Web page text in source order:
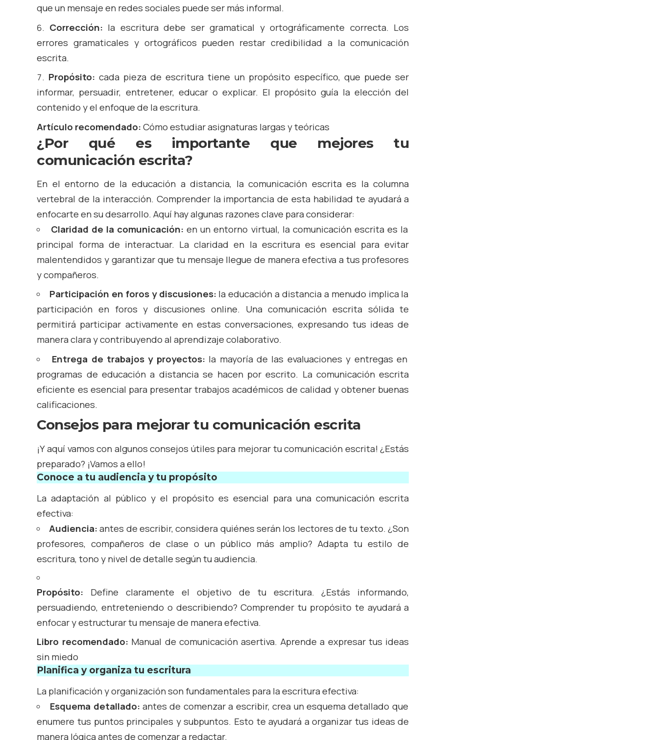
que un mensaje en redes sociales puede ser más informal.
Corrección: la escritura debe ser gramatical y ortográficamente correcta. Los
errores gramaticales y ortográficos pueden restar credibilidad a la comunicación
escrita.
Propósito: cada pieza de escritura tiene un propósito específico, que puede ser
informar, persuadir, entretener, educar o explicar. El propósito guía la elección del
contenido y el enfoque de la escritura.
Artículo recomendado: Cómo estudiar asignaturas largas y teóricas
¿Por qué es importante que mejores tu
comunicación escrita?
En el entorno de la educación a distancia, la comunicación escrita es la columna
vertebral de la interacción. Comprender la importancia de esta habilidad te ayudará a
enfocarte en su desarrollo. Aquí hay algunas razones clave para considerar:
Claridad de la comunicación: en un entorno virtual, la comunicación escrita es la
principal forma de interactuar. La claridad en la escritura es esencial para evitar
malentendidos y garantizar que tu mensaje llegue de manera efectiva a tus profesores
y compañeros.
Participación en foros y discusiones: la educación a distancia a menudo implica la
participación en foros y discusiones online. Una comunicación escrita sólida te
permitirá participar activamente en estas conversaciones, expresando tus ideas de
manera clara y contribuyendo al aprendizaje colaborativo.
Entrega de trabajos y proyectos: la mayoría de las evaluaciones y entregas en
programas de educación a distancia se hacen por escrito. La comunicación escrita
eficiente es esencial para presentar trabajos académicos de calidad y obtener buenas
calificaciones.
Consejos para mejorar tu comunicación escrita
¡Y aquí vamos con algunos consejos útiles para mejorar tu comunicación escrita! ¿Estás
preparado? ¡Vamos a ello!
Conoce a tu audiencia y tu propósito
La adaptación al público y el propósito es esencial para una comunicación escrita
efectiva:
Audiencia:antes de escribir, considera quiénes serán los lectores de tu texto. ¿Son
profesores, compañeros de clase o un público más amplio? Adapta tu estilo de
escritura, tono y nivel de detalle según tu audiencia.
Propósito: Define claramente el objetivo de tu escritura. ¿Estás informando,
persuadiendo, entreteniendo o describiendo? Comprender tu propósito te ayudará a
enfocar y estructurar tu mensaje de manera efectiva.
Libro recomendado: Manual de comunicación asertiva. Aprende a expresar tus ideas
sin miedo
Planifica y organiza tu escritura
La planificación y organización son fundamentales para la escritura efectiva:
Esquema detallado: antes de comenzar a escribir, crea un esquema detallado que
enumere tus puntos principales y subpuntos. Esto te ayudará a organizar tus ideas de
manera lógica antes de comenzar a redactar.